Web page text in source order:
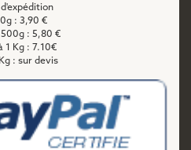
: 3,90 €
500g : 5,80 €
1 Kg : 7.10€
: sur devis